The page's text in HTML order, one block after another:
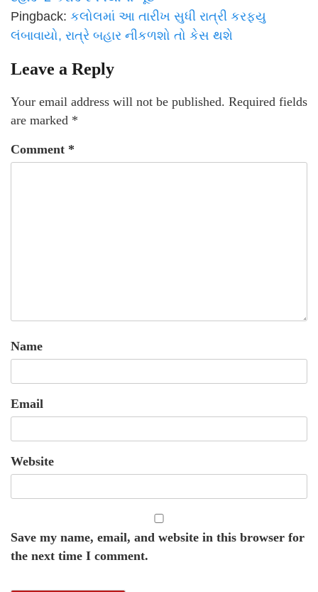
Pingback: કલોલમાં આ તારીખ સુધી રાત્રી કરફ્યુ
લંબાવાયો, રાત્રે બહાર નીકળશો તો કેસ થશે
Leave a Reply
Your email address will not be published. Required fields
are marked *
Comment *
Name
Email
Website
Save my name, email, and website in this browser for
the next time I comment.